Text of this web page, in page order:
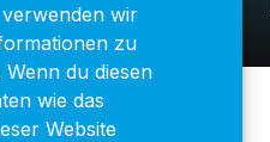
wir
zu
du diesen
wie das
Website